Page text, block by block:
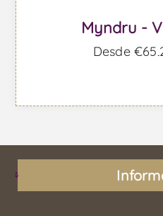
Myndru -
Desde